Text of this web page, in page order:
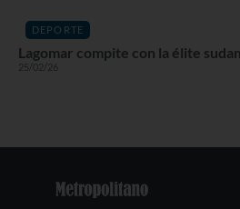
DEPORTE
Lagomar compite con la élite
25/02/26